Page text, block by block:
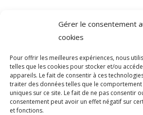
Gérer le consentement
cookies
Pour offrir les meilleures expériences, nous
telles que les cookies pour stocker et/ou
appareils. Le fait de consentir à ces
traiter des données telles que le
uniques sur ce site. Le fait de ne pas consentir
consentement peut avoir un effet négatif sur
et fonctions.
Direction de l'information légale et
comarquage developpé par